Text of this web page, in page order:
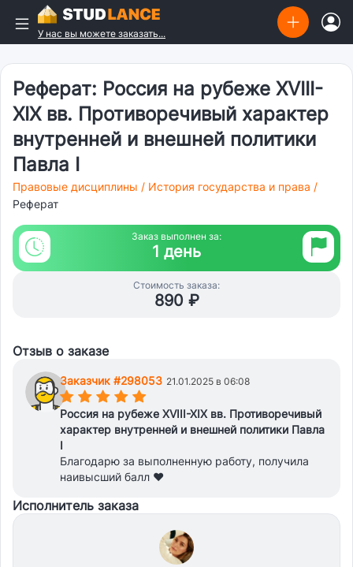
У нас вы можете заказать...
Реферат: Россия на рубеже XVIII-
XIX вв. Противоречивый характер
внутренней и внешней политики
Павла I
Правовые дисциплины / История государства и права /
Реферат
Заказ выполнен за:
1 день
Стоимость заказа:
890 ₽
Отзыв о заказе
Заказчик #298053 21.01.2025 в 06:08
(*)(*)(*)(*)(*)
Россия на рубеже XVIII-XIX вв. Противоречивый
характер внутренней и внешней политики Павла
I
Благодарю за выполненную работу, получила
наивысший балл ♥
Исполнитель заказа